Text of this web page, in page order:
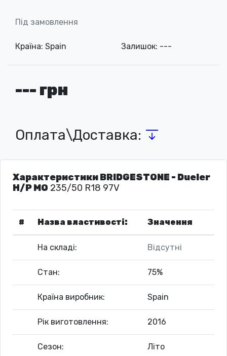
Під замовлення
Країна: Spain Залишок: ---
--- грн
Оплата\Доставка:
Характеристики BRIDGESTONE - Dueler
H/P MO 235/50 R18 97V
# Назва властивості: Значення
На складі: Відсутні
Стан: 75%
Країна виробник: Spain
Рік виготовлення: 2016
Сезон: Літо